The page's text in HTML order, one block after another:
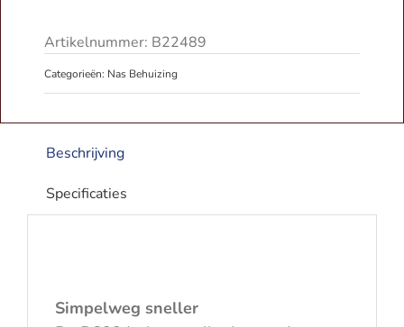
Artikelnummer: B22489
Categorieën: Nas Behuizing
Beschrijving
Specificaties
Simpelweg sneller